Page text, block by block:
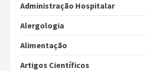
Administração Hospitalar
Alergologia
Alimentação
Artigos Científicos